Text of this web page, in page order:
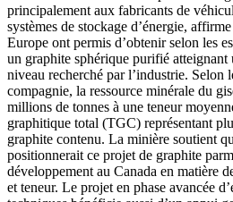
principalement aux fabricants de
systèmes de stockage d’énergie,
Europe ont permis d’obtenir selon les
un graphite sphérique purifié atteignant
niveau recherché par l’industrie. Selon
compagnie, la ressource minérale du
millions de tonnes à une teneur
graphitique total (TGC) représentant
graphite contenu. La minière soutient
positionnerait ce projet de graphite
développement au Canada en matière
et teneur. Le projet en phase avancée